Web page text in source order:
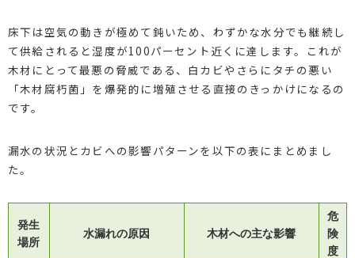
床下は空気の動きが極めて鈍いため、わずかな水分でも継続し
て供給されると湿度が100パーセント近くに達します。これが
木材にとって最悪の脅威である、白カビやさらにタチの悪い
「木材腐朽菌」を爆発的に増殖させる直接のきっかけになるの
です。
漏水の状況とカビへの影響パターンを以下の表にまとめまし
た。
発生
場所
水漏れの原因 木材への主な影響
危
険
度